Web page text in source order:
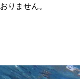
りません。